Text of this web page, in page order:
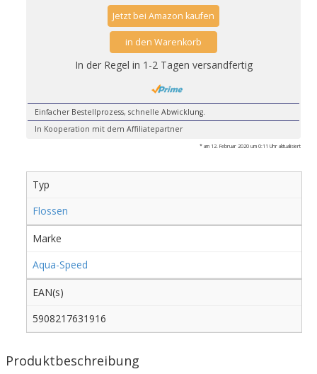
Jetzt bei Amazon kaufen
in den Warenkorb
In der Regel in 1-2 Tagen versandfertig
Einfacher Bestellprozess, schnelle Abwicklung.
In Kooperation mit dem Affiliatepartner
* am 12. Februar 2020 um 0:11 Uhr aktualisiert
Typ
Flossen
Marke
Aqua-Speed
EAN(s)
5908217631916
Produktbeschreibung